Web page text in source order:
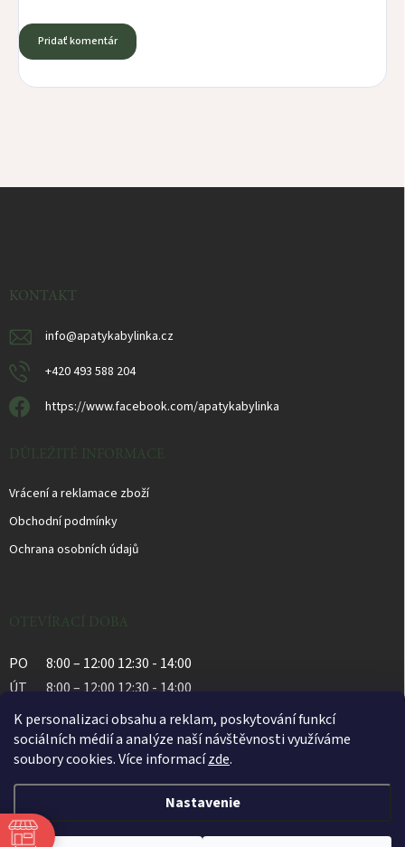
K personalizaci obsahu a reklam, poskytování funkcí
sociálních médií a analýze naší návštěvnosti využíváme
soubory cookies. Více informacízde.
Nastavenie
Pridať komentár
KONTAKT
info@apatykabylinka.cz
+420 493 588 204
https://www.facebook.com/apatykabylinka
DŮLEŽITÉ INFORMACE
Vrácení a reklamace zboží
Obchodní podmínky
Ochrana osobních údajů
OTEVÍRACÍ DOBA
PO
8:00 – 12:00 12:30 - 14:00
ÚT
8:00 – 12:00 12:30 - 14:00
ST
8:00 – 12:00 12:30 - 14:00
ČT
8:00 – 12:00 12:30 - 14:00
PÁ
8:00 – 12:00 12:30 - 14:00
Copyright 2026Apatyka Bylinka. Všetky práva vyhradené.Upraviť nastavenie